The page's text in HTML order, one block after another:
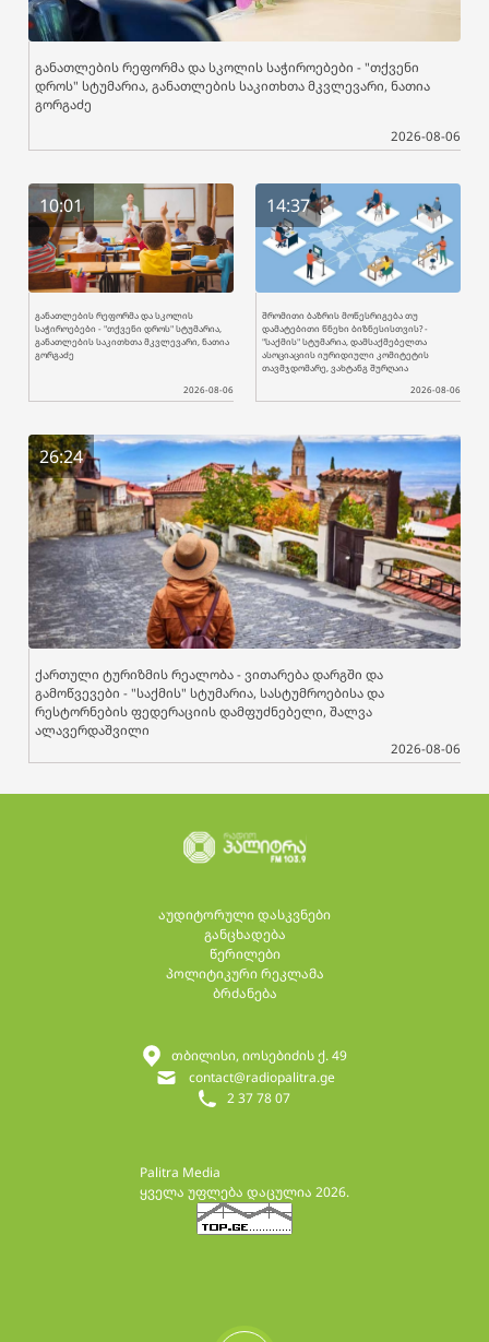
განათლების რეფორმა და სკოლის საჭიროებები - "თქვენი
დროს" სტუმარია, განათლების საკითხთა მკვლევარი, ნათია
გორგაძე
2026-08-06
10:01
განათლების რეფორმა და სკოლის
საჭიროებები - "თქვენი დროს" სტუმარია,
განათლების საკითხთა მკვლევარი, ნათია
გორგაძე
2026-08-06
14:37
შრომითი ბაზრის მოწესრიგება თუ
დამატებითი წნეხი ბიზნესისთვის? -
"საქმის" სტუმარია, დამსაქმებელთა
ასოციაციის იურიდიული კომიტეტის
თავმჯდომარე, ვახტანგ შურღაია
2026-08-06
26:24
ქართული ტურიზმის რეალობა - ვითარება დარგში და
გამოწვევები - "საქმის" სტუმარია, სასტუმროებისა და
რესტორნების ფედერაციის დამფუძნებელი, შალვა
ალავერდაშვილი
2026-08-06
აუდიტორული დასკვნები
განცხადება
წერილები
პოლიტიკური რეკლამა
ბრძანება
Palitra Media
ყველა უფლება დაცულია 2026.
2 37 78 07
contact@radiopalitra.ge
თბილისი, იოსებიძის ქ. 49